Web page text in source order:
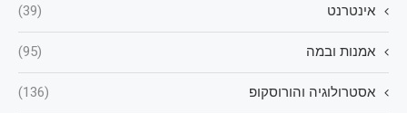
אינטרנט (39)
אמנות ובמה (95)
אסטרולוגיה והורוסקופ (136)